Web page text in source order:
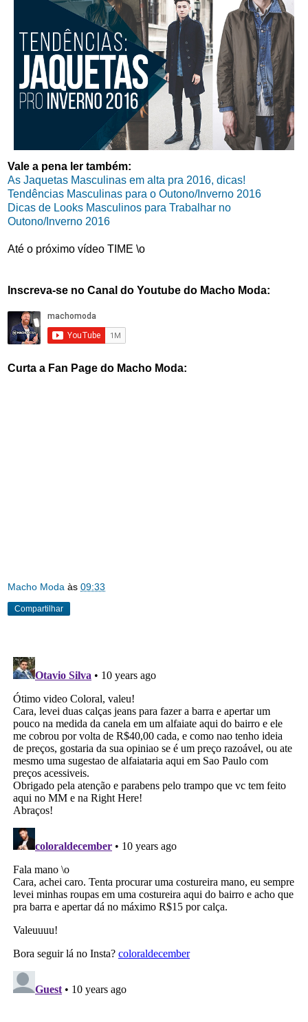
Vale a pena ler também:
As Jaquetas Masculinas em alta pra 2016, dicas!
Tendências Masculinas para o Outono/Inverno 2016
Dicas de Looks Masculinos para Trabalhar no
Outono/Inverno 2016
Até o próximo vídeo TIME \o
Inscreva-se no Canal do Youtube do Macho Moda:
Curta a Fan Page do Macho Moda:
Macho Moda às 09:33
Compartilhar